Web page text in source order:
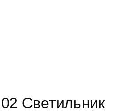
Светильник